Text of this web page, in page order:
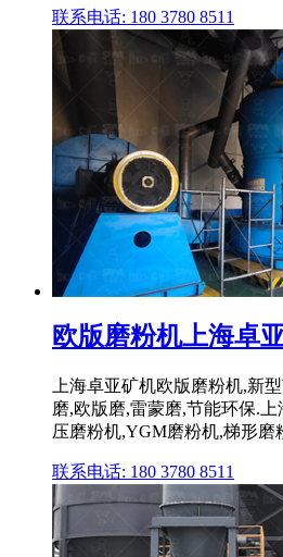
联系电话: 180 3780 8511
欧版磨粉机上海卓
上海卓亚矿机欧版磨粉机,新
磨,欧版磨,雷蒙磨,节能环保.上
压磨粉机,YGM磨粉机,梯形磨
联系电话: 180 3780 8511